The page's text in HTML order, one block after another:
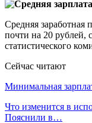
Средняя заработная
почти на 20 рублей,
статистического
Сейчас читают
Минимальная
Что изменится в
Пояснили в…